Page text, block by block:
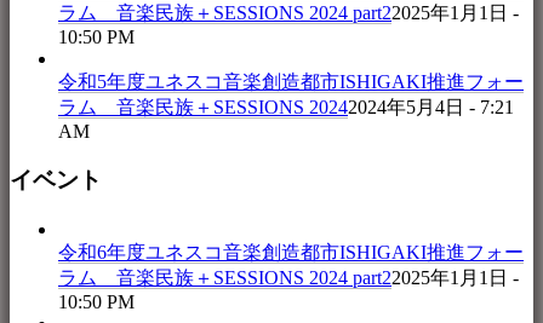
ラム 音楽民族＋SESSIONS 2024 part22025年1月1日 -
10:50 PM
令和5年度ユネスコ音楽創造都市ISHIGAKI推進フォー
ラム 音楽民族＋SESSIONS 20242024年5月4日 - 7:21
AM
イベント
令和6年度ユネスコ音楽創造都市ISHIGAKI推進フォー
ラム 音楽民族＋SESSIONS 2024 part22025年1月1日 -
10:50 PM